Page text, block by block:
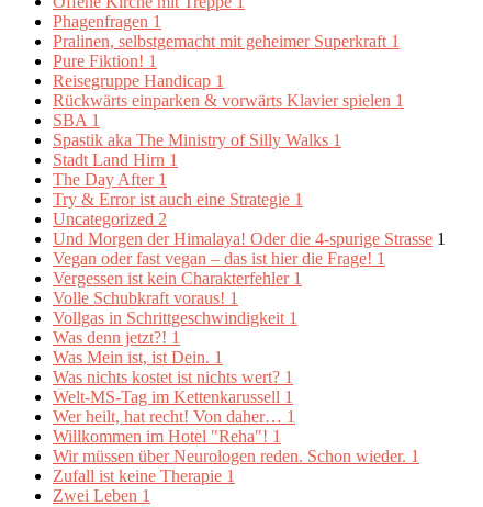
Phagenfragen 1
Pralinen, selbstgemacht mit geheimer Superkraft 1
Pure Fiktion! 1
Reisegruppe Handicap 1
Rückwärts einparken & vorwärts Klavier spielen 1
SBA 1
Spastik aka The Ministry of Silly Walks 1
Stadt Land Hirn 1
The Day After 1
Try & Error ist auch eine Strategie 1
Uncategorized 2
Und Morgen der Himalaya! Oder die 4-spurige Strasse 1
Vegan oder fast vegan – das ist hier die Frage! 1
Vergessen ist kein Charakterfehler 1
Volle Schubkraft voraus! 1
Vollgas in Schrittgeschwindigkeit 1
Was denn jetzt?! 1
Was Mein ist, ist Dein. 1
Was nichts kostet ist nichts wert? 1
Welt-MS-Tag im Kettenkarussell 1
Wer heilt, hat recht! Von daher… 1
Willkommen im Hotel "Reha"! 1
Wir müssen über Neurologen reden. Schon wieder. 1
Zufall ist keine Therapie 1
Zwei Leben 1